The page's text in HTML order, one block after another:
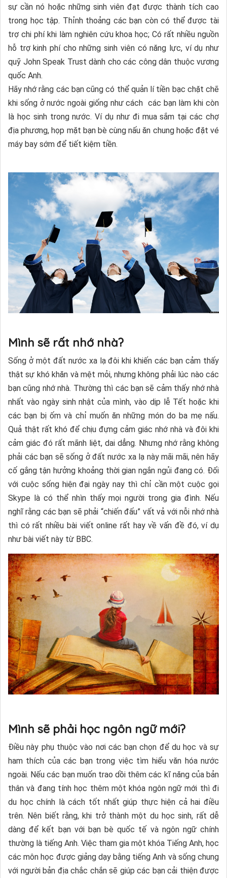
sự cần nó hoặc những sinh viên đạt được thành tích cao
trong học tập. Thỉnh thoảng các bạn còn có thể được tài
trợ chi phí khi làm nghiên cứu khoa học; Có rất nhiều nguồn
hỗ trợ kinh phí cho những sinh viên có năng lực, ví dụ như
quỹ John Speak Trust dành cho các công dân thuộc vương
quốc Anh.
Hãy nhớ rằng các bạn cũng có thể quản lí tiền bạc chặt chẽ
khi sống ở nước ngoài giống như cách các bạn làm khi còn
là học sinh trong nước. Ví dụ như đi mua sắm tại các chợ
địa phương, họp mặt bạn bè cùng nấu ăn chung hoặc đặt vé
máy bay sớm để tiết kiệm tiền.
Mình sẽ rất nhớ nhà?
Sống ở một đất nước xa lạ đôi khi khiến các bạn cảm thấy
thật sự khó khăn và mệt mỏi, nhưng không phải lúc nào các
bạn cũng nhớ nhà. Thường thì các bạn sẽ cảm thấy nhớ nhà
nhất vào ngày sinh nhật của mình, vào dịp lễ Tết hoặc khi
các bạn bị ốm và chỉ muốn ăn những món do ba mẹ nấu.
Quả thật rất khó để chịu đựng cảm giác nhớ nhà và đôi khi
cảm giác đó rất mãnh liệt, dai dẳng. Nhưng nhớ rằng không
phải các bạn sẽ sống ở đất nước xa lạ này mãi mãi, nên hãy
cố gắng tận hưởng khoảng thời gian ngắn ngủi đang có. Đối
với cuộc sống hiện đại ngày nay thì chỉ cần một cuộc gọi
Skype là có thể nhìn thấy mọi người trong gia đình. Nếu
nghĩ rằng các bạn sẽ phải “chiến đấu” vất vả với nỗi nhớ nhà
thì có rất nhiều bài viết online rất hay về vấn đề đó, ví dụ
như bài viết này từ BBC.
Mình sẽ phải học ngôn ngữ mới?
Điều này phụ thuộc vào nơi các bạn chọn để du học và sự
ham thích của các bạn trong việc tìm hiểu văn hóa nước
ngoài. Nếu các bạn muốn trao dồi thêm các kĩ năng của bản
thân và đang tính học thêm một khóa ngôn ngữ mới thì đi
du học chính là cách tốt nhất giúp thực hiện cả hai điều
trên. Nên biết rằng, khi trở thành một du học sinh, rất dễ
dàng để kết bạn với bạn bè quốc tế và ngôn ngữ chính
thường là tiếng Anh. Việc tham gia một khóa Tiếng Anh, học
các môn học được giảng dạy bằng tiếng Anh và sống chung
với người bản địa chắc chắn sẽ giúp các bạn cải thiện được